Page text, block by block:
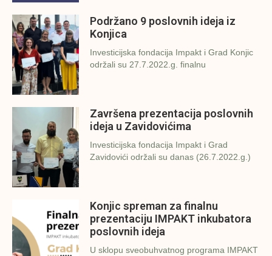
Podržano 9 poslovnih ideja iz
Konjica
Investicijska fondacija Impakt i Grad Konjic
održali su 27.7.2022.g. finalnu
Završena prezentacija poslovnih
ideja u Zavidovićima
Investicijska fondacija Impakt i Grad
Zavidovići održali su danas (26.7.2022.g.)
Konjic spreman za finalnu
prezentaciju IMPAKT inkubatora
poslovnih ideja
U sklopu sveobuhvatnog programa IMPAKT